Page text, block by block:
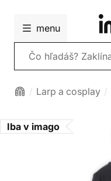
menu
Vyhľadávanie
Larp a cosplay
Iba v imago